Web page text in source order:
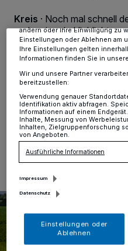
Kreis · Noch mal schnell
und regionale Highlights
Hause, aber nicht zu
„neanderland Quickies“
werden möchten und den
14.09.2021 , 12:42 Uhr
dieses Menü jederzeit wieder
ändern oder Ihre Einwilligung zu
Einstellungen oder Ablehnen am
Ihre Einstellungen gelten
Informationen finden Sie in
Wir und unsere Partner
bereitzustellen:
Verwendung genauer
Identifikation aktiv abfragen.
Informationen auf einem
Inhalte, Messung von
Inhalten, Zielgruppenforschung
von Angeboten.
Ausführliche Informationen
Impressum
Datenschutz
Einstellungen oder
Ablehnen